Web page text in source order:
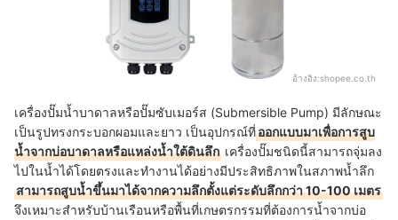
อ้างอิง:shopee.co.th
เครื่องปั๊มน้ำบาดาลหรือปั๊มซับเมอร์ส (Submersible Pump) มีลักษณะ
เป็นรูปทรงกระบอกผอมและยาว เป็นอุปกรณ์ที่ออกแบบมาเพื่อการสูบ
น้ำจากบ่อบาดาลหรือแหล่งน้ำใต้ดินลึก เครื่องปั๊มชนิดนี้สามารถจุ่มลง
ไปในน้ำได้โดยตรงและทำงานได้อย่างมีประสิทธิภาพในสภาพน้ำลึก
สามารถสูบน้ำขึ้นมาได้จากความลึกตั้งแต่ระดับลึกกว่า 10-100 เมตร
จึงเหมาะสำหรับบ้านเรือนหรือพื้นที่เกษตรกรรมที่ต้องการน้ำจากบ่อ